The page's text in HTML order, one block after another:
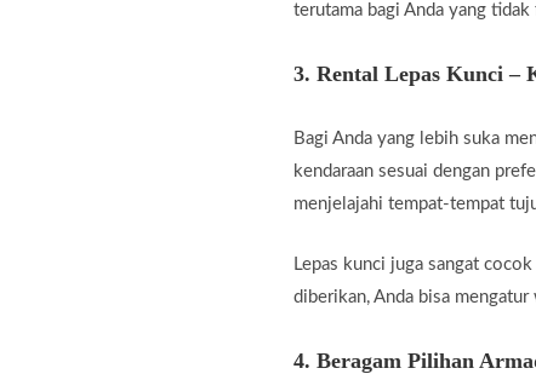
terutama bagi Anda yang
3. Rental Lepas Kunci –
Bagi Anda yang lebih suka
kendaraan sesuai dengan
menjelajahi tempat-tempat
Lepas kunci juga sangat
diberikan, Anda bisa
4. Beragam Pilihan